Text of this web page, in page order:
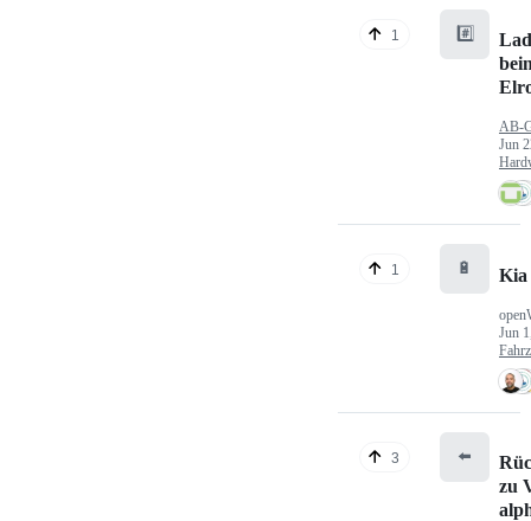
1 #️⃣
AB-
Jun
1 🔋 Kia
Jun
3 ⬅️
zu